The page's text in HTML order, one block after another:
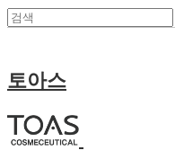
토아스